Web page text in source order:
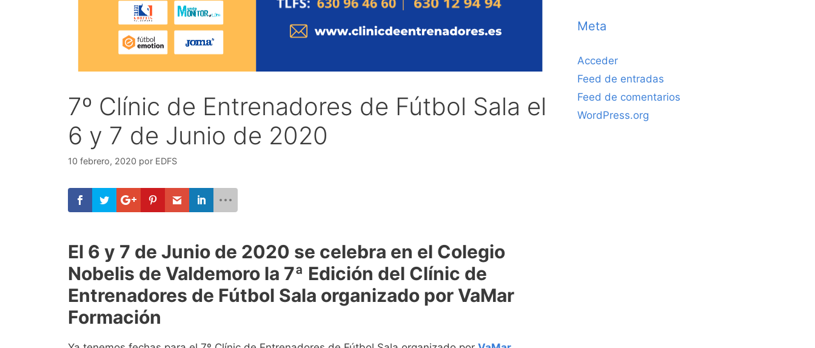
7º Clínic de Entrenadores de Fútbol Sala el
6 y 7 de Junio de 2020
10 febrero, 2020 por EDFS
El 6 y 7 de Junio de 2020 se celebra en el Colegio
Nobelis de Valdemoro la 7ª Edición del Clínic de
Entrenadores de Fútbol Sala organizado por VaMar
Formación
Meta
Acceder
Feed de entradas
Feed de comentarios
WordPress.org